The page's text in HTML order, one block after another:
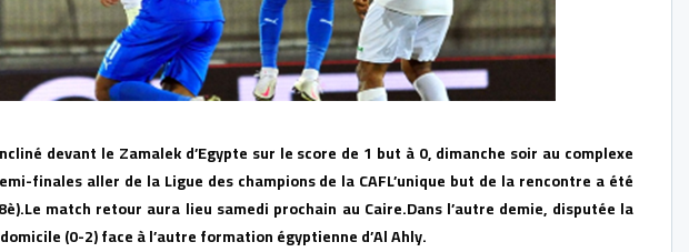
devant le Zamalek d’Egypte sur le score de 1 but à 0, dimanche soir au complexe
finales aller de la Ligue des champions de la CAFL’unique but de la rencontre a été
Le match retour aura lieu samedi prochain au Caire.Dans l’autre demie, disputée la
(0-2) face à l’autre formation égyptienne d’Al Ahly.